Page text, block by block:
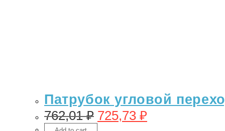
Патрубок угловой
762,01₽ 725,73 ₽